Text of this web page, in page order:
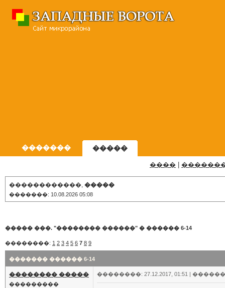
������� �����
����
������������, �����
�������: 10.08.2026 05:08
����� ���. "�������� ������" � ������ 6-14
��������: 1 2 3 4 5 6 7 8 9
������� ������ 6-14
�������� �����
���������
��������: 27.12.2017, 01:51 |